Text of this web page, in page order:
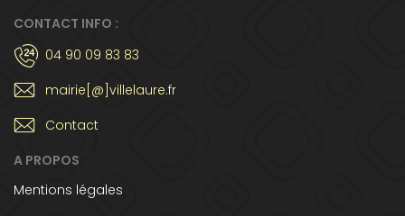
CONTACT INFO :
04 90 09 83 83
mairie[@]villelaure.fr
Contact
A PROPOS
Mentions légales